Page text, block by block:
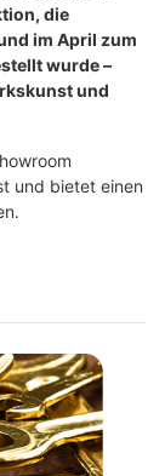
die
im April zum
wurde –
und
und bietet einen